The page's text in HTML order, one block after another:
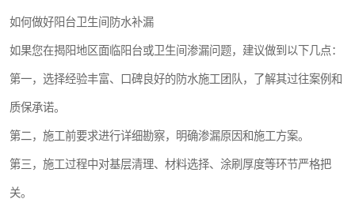
如何做好阳台卫生间防水补漏
如果您在揭阳地区面临阳台或卫生间渗漏问题，建议做到以下几点：
第一，选择经验丰富、口碑良好的防水施工团队，了解其过往案例和
质保承诺。
第二，施工前要求进行详细勘察，明确渗漏原因和施工方案。
第三，施工过程中对基层清理、材料选择、涂刷厚度等环节严格把
关。